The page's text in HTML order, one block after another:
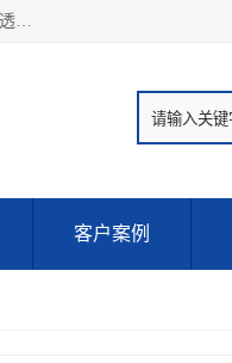
佛山绿顺透科技有限公司是目前国内外规模较大的生产研发生态陶瓷透水砖的现代企业。主要产品有：陶瓷透水砖、二代陶瓷透水砖、仿花岗岩陶瓷透水砖、仿石陶瓷透水砖、生态陶瓷透水砖、陶瓷透水砖厂家等。
客户案例